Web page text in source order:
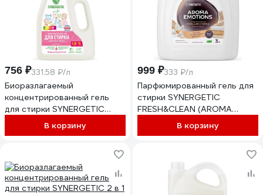
756 ₽331.58 ₽/л
Биоразлагаемый
концентрированный гель
для стирки SYNERGETIC
COLOR, 2,28 л (76 стирок)
В корзину
999 ₽333 ₽/л
Парфюмированный гель для
стирки SYNERGETIC
FRESH&CLEAN (AROMA
EMOTIONS Табак-ваниль), 3
В корзину